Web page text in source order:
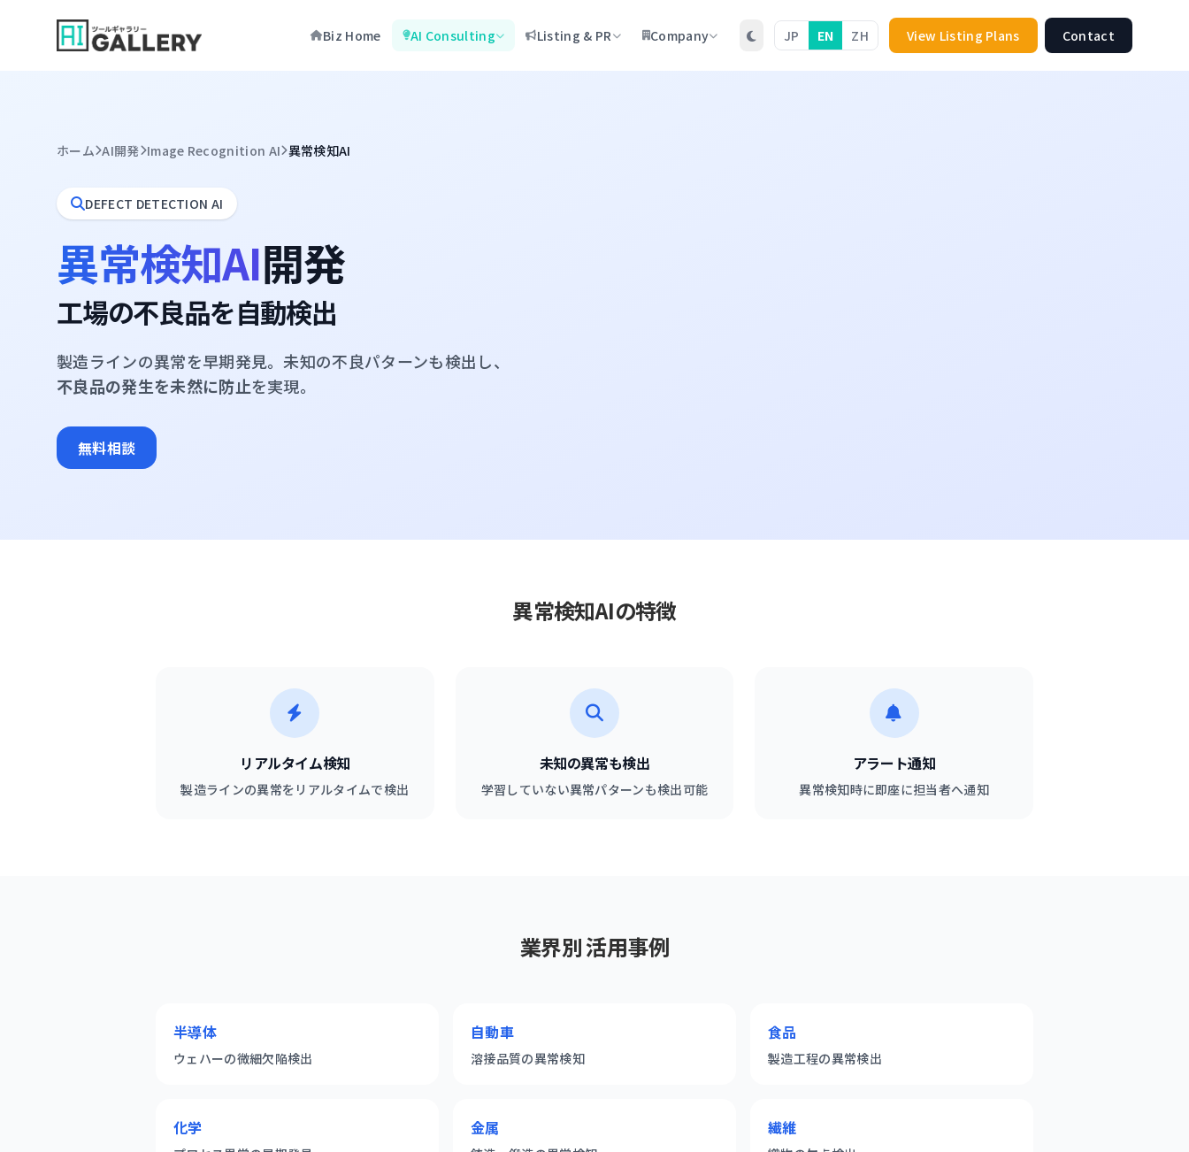
Biz Home AI Consulting Listing & PR Company JP EN ZH View Listing Plans Contact
ホーム AI開発 Image Recognition AI 異常検知AI
DEFECT DETECTION AI
異常検知AI開発
工場の不良品を自動検出
製造ラインの異常を早期発見。未知の不良パターンも検出し、
不良品の発生を未然に防止を実現。
無料相談
異常検知AIの特徴
リアルタイム検知
製造ラインの異常をリアルタイムで検出
未知の異常も検出
学習していない異常パターンも検出可能
アラート通知
異常検知時に即座に担当者へ通知
業界別 活用事例
半導体
ウェハーの微細欠陥検出
自動車
溶接品質の異常検知
食品
製造工程の異常検出
化学 金属 繊維